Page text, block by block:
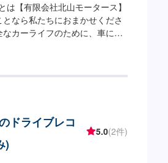
【有限会社北山モータース】
なら私たちにおまかせくださ
カーライフのために、車に関
車-----納期について-----納期は
談)納期は前後する場合がござ
店時の注意、受付方法-----入
ドライブレコ
)
5.0(2件)